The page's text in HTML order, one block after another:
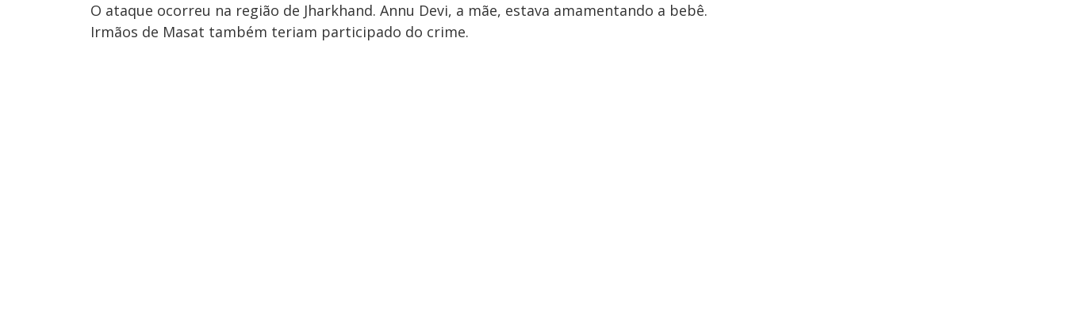
O ataque ocorreu na região de Jharkhand. Annu Devi, a mãe, estava amamentando a bebê.
Irmãos de Masat também teriam participado do crime.